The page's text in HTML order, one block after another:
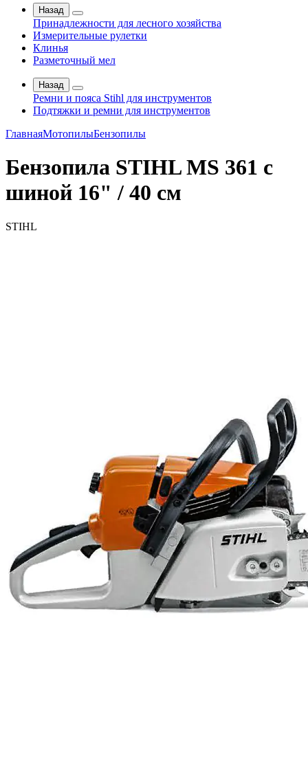
Назад
Принадлежности для лесного хозяйства
Измерительные рулетки
Клинья
Разметочный мел
Назад
Ремни и пояса Stihl для инструментов
Подтяжки и ремни для инструментов
ГлавнаяМотопилыБензопилы
Бензопила STIHL MS 361 с
шиной 16" / 40 см
STIHL